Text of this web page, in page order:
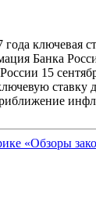
ключевая
Банка
15
ставку
«Обзоры